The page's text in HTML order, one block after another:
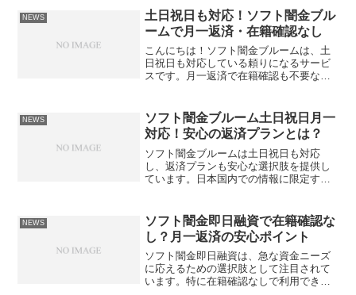
す。ブラックでもOKなので、今すぐお金
が必要な方はお気...
NEWS
土日祝日も対応！ソフト闇金ブル
ームで月一返済・在籍確認なし
こんにちは！ソフト闇金ブルームは、土
日祝日も対応している頼りになるサービ
スです。月一返済で在籍確認も不要なの
で、安心して利用できます。ブルームな
ら、緊急の資金が必要なとき...
NEWS
ソフト闇金ブルーム土日祝日月一
対応！安心の返済プランとは？
ソフト闇金ブルームは土日祝日も対応
し、返済プランも安心な選択肢を提供し
ています。日本国内での情報に限定する
解説しています。闇金に不安を感じてい
る方や、返済に困っている方...
NEWS
ソフト闇金即日融資で在籍確認な
し？月一返済の安心ポイント
ソフト闇金即日融資は、急な資金ニーズ
に応えるための選択肢として注目されて
います。特に在籍確認なしで利用できる